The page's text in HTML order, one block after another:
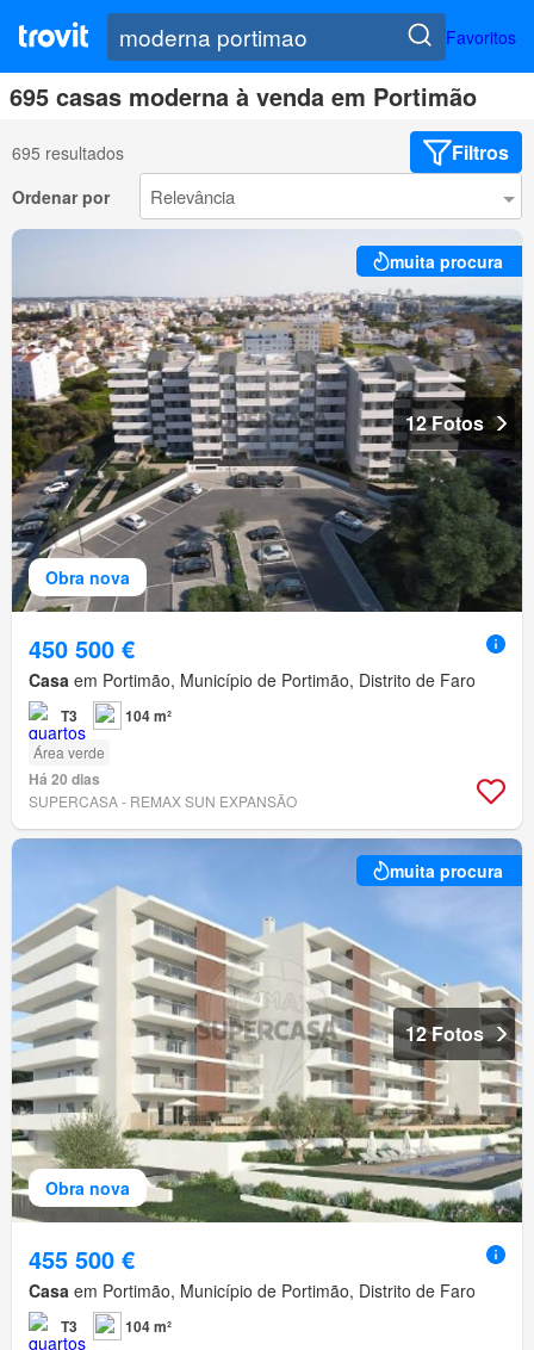
Favoritos
695 casas moderna à venda em Portimão
695 resultados Filtros
Ordenar por
Obra nova
muita procura
12 Fotos
450 500 €
Casa em Portimão, Município de Portimão, Distrito de Faro
T3 104 m²
Área verde
Há 20 dias
SUPERCASA - REMAX SUN EXPANSÃO
Obra nova
muita procura
12 Fotos
455 500 €
Casa em Portimão, Município de Portimão, Distrito de Faro
T3 104 m²